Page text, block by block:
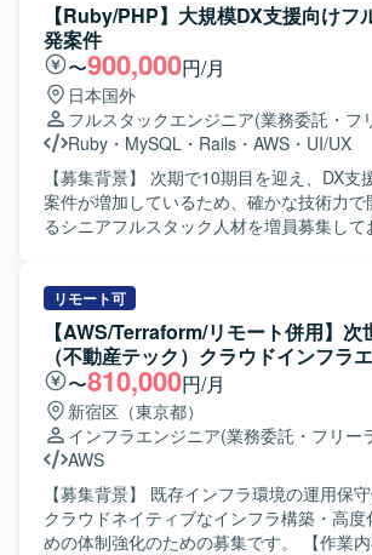
【Ruby/PHP】大規模DX支援向けフ
発案件
〜900,000円/月
日本国外
フルスタックエンジニア(業務委託・フ
Ruby ・ MySQL ・ Rails ・ AWS ・ UI/UX
【募集背景】 次期で10期目を迎え、DX支
案件が増加しているため、確かな技術力で
るシニアフルスタック人材を増員募集しており
ただきます。Ruby on Rails または PHP（
等を用いたWebサービスの設計・開発を行
す。UI/UXデザイナーやビジネス側と連携
最適な技術選定や仕様検討を行っていただ
クタリング、コードレビュー、テスト自動
品質改善を担っていただきます。GitHub
用した開発プロセスの整備・運用や、チー
めるための技術フォローとナレッジ共有も
ます。 【求める人物像】 技術的なリードと品質向上に主体
的に取り組んでいただける方を求めており
円滑にコミュニケーションを取りながら、
リモート可
【AWS/Terraform/リモート併用】次
（不動産テック）クラウドインフラ
〜810,000円/月
新宿区（東京都）
インフラエンジニア(業務委託・フリー
AWS
【募集背景】 既存インフラ環境の運用保
クラウドネイティブなインフラ構築・高度
めの体制強化のための募集です。 【作業内容】 既存インフ